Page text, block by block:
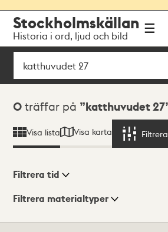
navigationen
huvudinnehållet
Stockholmskällan
Historia i ord, ljud och bild
Sök
Sökresultat
0 träffar på katthuvudet 27
Visa lista Visa karta Filtrera
Visningsläge
Filtrera tid
Filtrera materialtyper